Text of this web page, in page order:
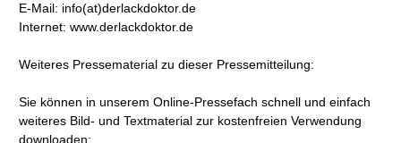
E-Mail: info(at)derlackdoktor.de
Internet: www.derlackdoktor.de
Weiteres Pressematerial zu dieser Pressemitteilung:
Sie können in unserem Online-Pressefach schnell und einfach
weiteres Bild- und Textmaterial zur kostenfreien Verwendung
downloaden: